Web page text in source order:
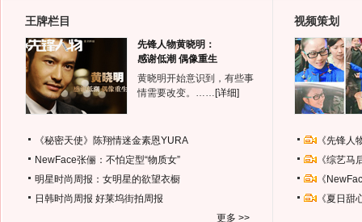
王牌栏目
先锋人物黄晓明：
感谢低潮 偶像重生
黄晓明开始意识到，有些事
情需要改变。…… [详细]
《秘密天使》陈翔情迷金素恩YURA
NewFace张俪：不怕定型“物质女”
明星时尚周报：女明星的欲望衣橱
日韩时尚周报 好莱坞街拍周报
更多 >>
视频策划
《先锋
《综艺
《
《夏日